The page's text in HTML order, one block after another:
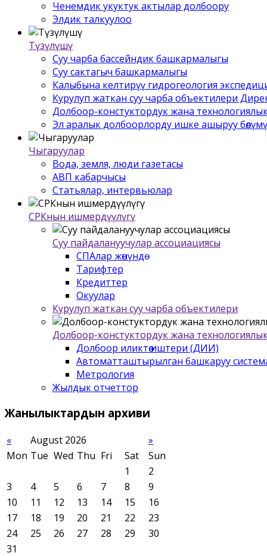
Ченемдик укуктук актылар долбоору
Элдик талкуулоо
Түзүлүшү
Суу чарба бассейндик башкармалыгы
Суу сактагыч башкармалыгы
Калыбына келтирүү гидрогеология
Курулуп жаткан суу чарба объектилери
Долбоор-констуктордук жана
Эл аралык долбоорлорду ишке ашыруу бѳлүмү
Чыгаруулар
Вода, земля, люди газетасы
АВП кабарчысы
Статьялар, интервьюлар
СРКнын ишмердүүлүгү
Суу пайдалануучулар ассоциациясы
СПАлар жѳнүндѳ
Тарифтер
Кредиттер
Окуулар
Курулуп жаткан суу чарба объектилери
Долбоор-констуктордук жана
Долбоор иликтѳѳ иштери (ДИИ)
Автоматташтырылган башкаруу
Метрология
Жылдык отчеттор
Жанылыктардын архиви
« August 2026
»
Mon Tue Wed Thu Fri Sat
Sun
1
2
3
4 5 6 7 8
9
10
11 12 13 14 15
16
17
18 19 20 21 22
23
24
25 26 27 28 29
30
31